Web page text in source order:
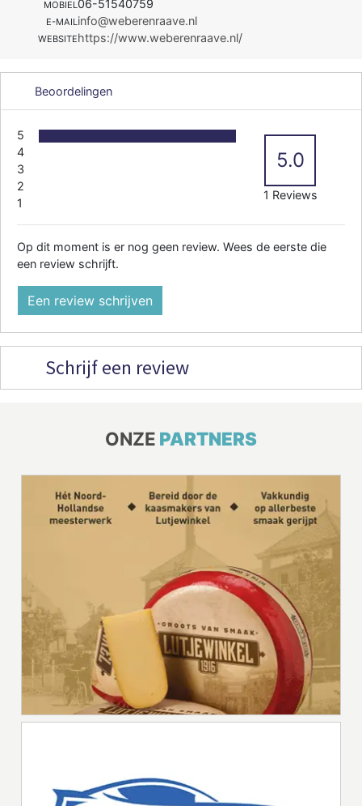
MOBIEL06-51540759
E-MAILinfo@weberenraave.nl
WEBSITEhttps://www.weberenraave.nl/
Beoordelingen
5
4
3
2
1
5.0
1 Reviews
Op dit moment is er nog geen review. Wees de eerste die
een review schrijft.
Een review schrijven
Schrijf een review
ONZE PARTNERS